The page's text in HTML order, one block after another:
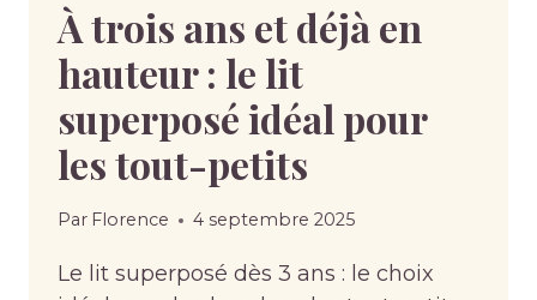
À trois ans et déjà en
hauteur : le lit
superposé idéal pour
les tout-petits
Par Florence 4 septembre 2025
Le lit superposé dès 3 ans : le choix